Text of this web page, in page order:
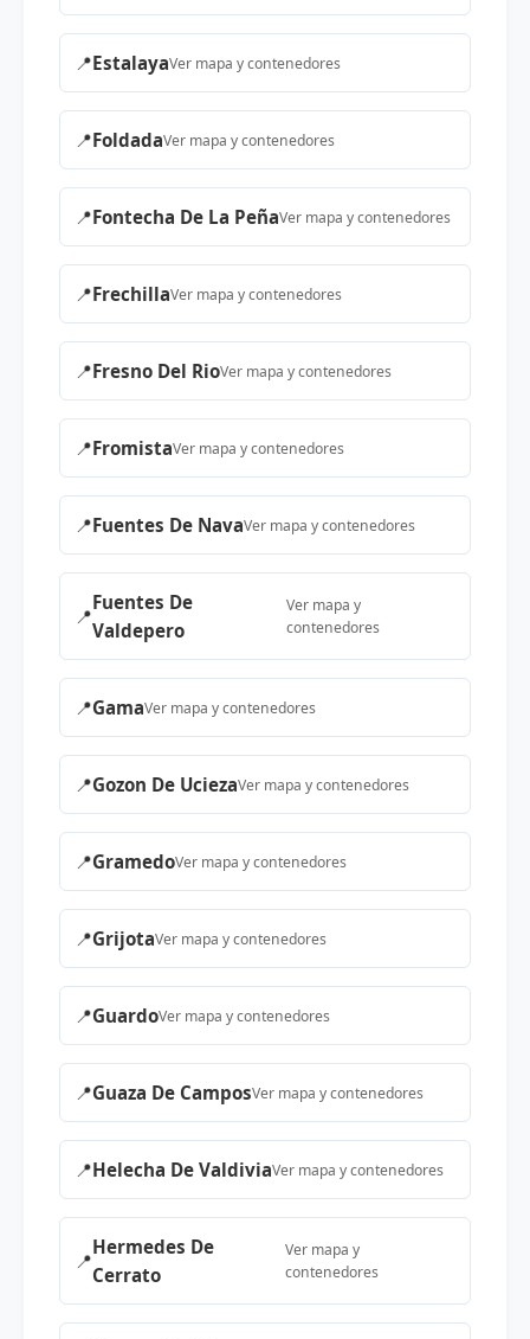
📍EstalayaVer mapa y contenedores
📍FoldadaVer mapa y contenedores
📍Fontecha De La PeñaVer mapa y contenedores
📍FrechillaVer mapa y contenedores
📍Fresno Del RioVer mapa y contenedores
📍FromistaVer mapa y contenedores
📍Fuentes De NavaVer mapa y contenedores
📍
Fuentes De
Valdepero
Ver mapa y
contenedores
📍GamaVer mapa y contenedores
📍Gozon De UciezaVer mapa y contenedores
📍GramedoVer mapa y contenedores
📍GrijotaVer mapa y contenedores
📍GuardoVer mapa y contenedores
📍Guaza De CamposVer mapa y contenedores
📍Helecha De ValdiviaVer mapa y contenedores
📍
Hermedes De
Cerrato
Ver mapa y
contenedores